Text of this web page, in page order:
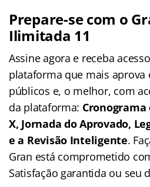
Prepare-se com o
Ilimitada 11
Assine agora e receba
plataforma que mais aprova
públicos e, o melhor, com
da plataforma: Cronograma
X, Jornada do Aprovado,
e a Revisão Inteligente.
Gran está comprometido
Satisfação garantida ou seu